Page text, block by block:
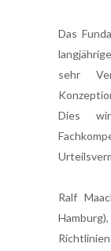
Das
sehr
Dies
Ralf